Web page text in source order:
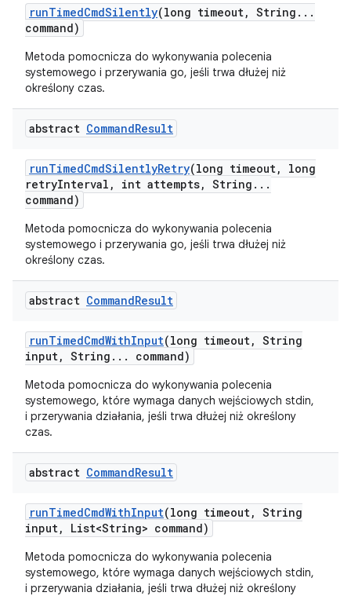
runTimedCmdSilently(long timeout, String . . .
command)
Metoda pomocnicza do wykonywania polecenia
systemowego i przerywania go, jeśli trwa dłużej niż
określony czas.
abstract CommandResult
runTimedCmdSilentlyRetry(long timeout,
long
retryInterval , int attempts, String . . .
command)
Metoda pomocnicza do wykonywania polecenia
systemowego i przerywania go, jeśli trwa dłużej niż
określony czas.
abstract CommandResult
runTimedCmdWithInput(long timeout, String
input, String . . . command)
Metoda pomocnicza do wykonywania polecenia
systemowego, które wymaga danych wejściowych stdin,
i przerywania działania, jeśli trwa dłużej niż określony
czas.
abstract CommandResult
runTimedCmdWithInput(long timeout, String
input, List<String> command)
Metoda pomocnicza do wykonywania polecenia
systemowego, które wymaga danych wejściowych stdin,
i przerywania działania, jeśli trwa dłużej niż określony